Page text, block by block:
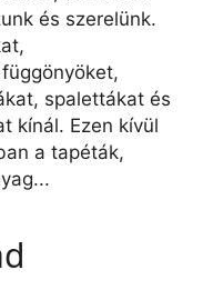
és szerelünk.
spalettákat és
kínál. Ezen kívül
a tapéták,